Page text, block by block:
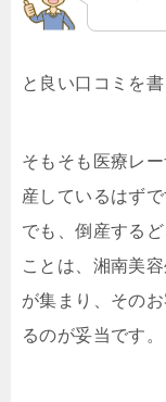
と良い口コミを書
そもそも医療レ
産しているはずで
でも、倒産する
ことは、湘南美
が集まり、その
るのが妥当です。